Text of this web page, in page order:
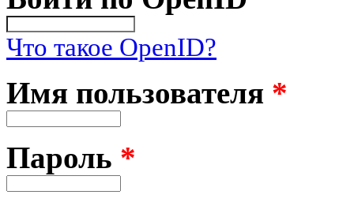
Что такое OpenID?
Имя пользователя *
Пароль *